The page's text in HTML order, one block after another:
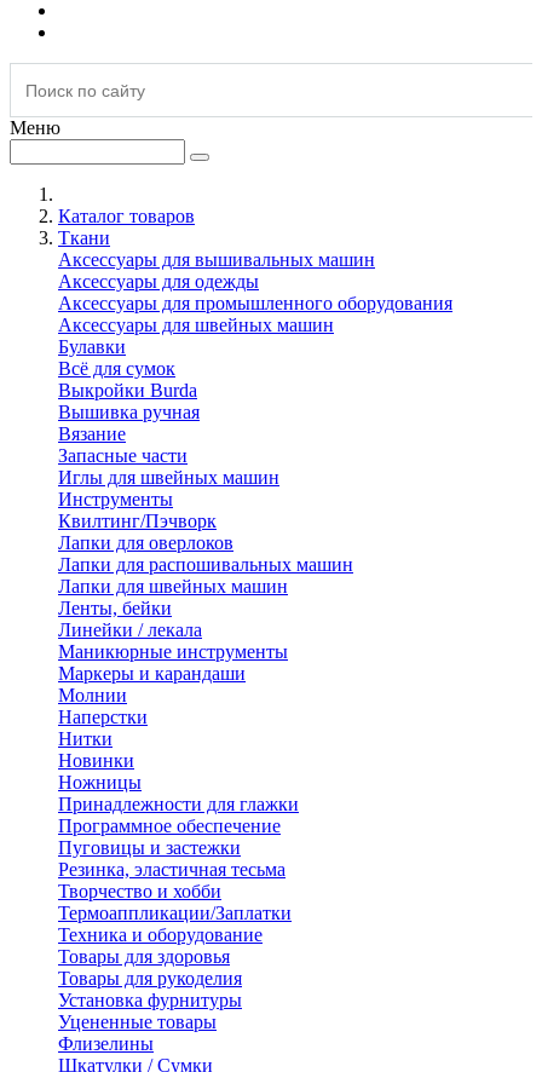
Меню
Каталог товаров
Ткани
Аксессуары для вышивальных машин
Аксессуары для одежды
Аксессуары для промышленного оборудования
Аксессуары для швейных машин
Булавки
Всё для сумок
Выкройки Burda
Вышивка ручная
Вязание
Запасные части
Иглы для швейных машин
Инструменты
Квилтинг/Пэчворк
Лапки для оверлоков
Лапки для распошивальных машин
Лапки для швейных машин
Ленты, бейки
Линейки / лекала
Маникюрные инструменты
Маркеры и карандаши
Молнии
Наперстки
Нитки
Новинки
Ножницы
Принадлежности для глажки
Программное обеспечение
Пуговицы и застежки
Резинка, эластичная тесьма
Творчество и хобби
Термоаппликации/Заплатки
Техника и оборудование
Товары для здоровья
Товары для рукоделия
Установка фурнитуры
Уцененные товары
Флизелины
Шкатулки / Сумки